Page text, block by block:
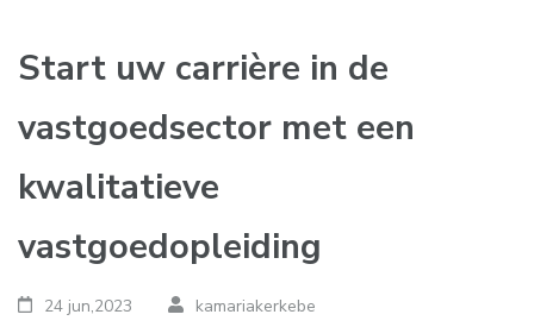
Start uw carrière in de
vastgoedsector met een
kwalitatieve
vastgoedopleiding
24 jun,2023
kamariakerkebe